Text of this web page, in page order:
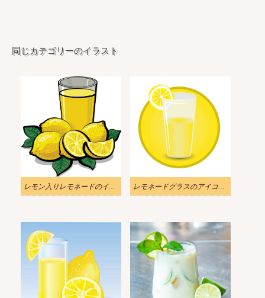
同じカテゴリーのイラスト
レモン入りレモネードのイラストpng レモネードグラスのアイコンpngのイラスト